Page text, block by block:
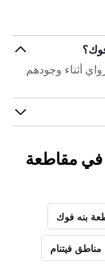
أثناء وجودهم
في مقاطعة
بنه فوك
مناطق فيتنام